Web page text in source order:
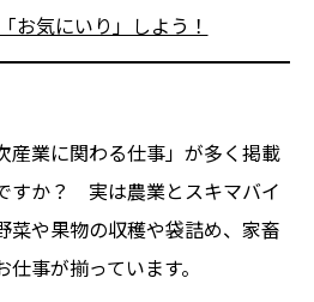
お気にいり」しよう！
産業に関わる仕事」が多く掲載
すか？ 実は農業とスキマバイ
菜や果物の収穫や袋詰め、家畜
事が揃っています。